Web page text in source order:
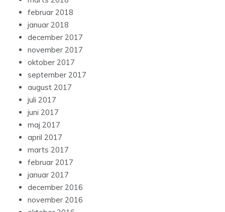
februar 2018
januar 2018
december 2017
november 2017
oktober 2017
september 2017
august 2017
juli 2017
juni 2017
maj 2017
april 2017
marts 2017
februar 2017
januar 2017
december 2016
november 2016